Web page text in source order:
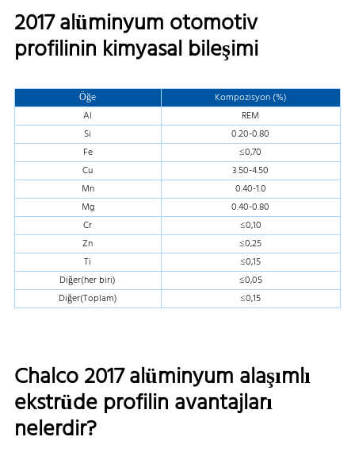
2017 alüminyum otomotiv
profilinin kimyasal bileşimi
Öğe
Kompozisyon (%)
Al
REM
Si
0.20-0.80
Fe
≤0,70
Cu
3.50-4.50
Mn
0.40-1.0
Mg
0.40-0.80
Cr
≤0,10
Zn
≤0,25
Ti
≤0,15
Diğer(her biri)
≤0,05
Diğer(Toplam)
≤0,15
Chalco 2017 alüminyum alaşımlı
ekstrüde profilin avantajları
nelerdir?